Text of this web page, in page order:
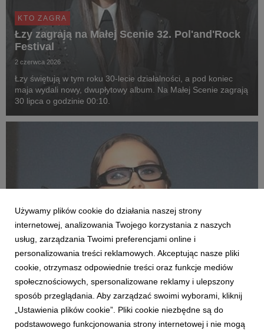
KTO ZAGRA
Łzy zagrają na Małej Scenie 32. Pol'and'Rock
Festival
2 czerwca 2026
Łzy świętują w tym roku 30-lecie działalności, a pod koniec
maja wydali nowy, dwupłytowy album. Na Małej Scenie zagrają
30 lipca o godzinie 00:10.
KTO ZAGRA
Kasia Lins zagra Ciechowskiego na Małej
Scenie
25 maja 2026
Używamy plików cookie do działania naszej strony
internetowej, analizowania Twojego korzystania z naszych
usług, zarządzania Twoimi preferencjami online i
personalizowania treści reklamowych. Akceptując nasze pliki
cookie, otrzymasz odpowiednie treści oraz funkcje mediów
społecznościowych, spersonalizowane reklamy i ulepszony
sposób przeglądania. Aby zarządzać swoimi wyborami, kliknij
„Ustawienia plików cookie”. Pliki cookie niezbędne są do
podstawowego funkcjonowania strony internetowej i nie mogą